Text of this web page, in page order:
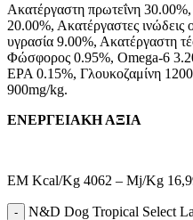
Ακατέργαστη πρωτεΐνη 30.00%,
20.00%, Ακατέργαστες ινώδεις
υγρασία 9.00%, Ακατέργαστη
Φώσφορος 0.95%, Omega-6
EPA 0.15%, Γλουκοζαμίνη
900mg/kg.
ΕΝΕΡΓΕΙΑΚΗ ΑΞΙΑ
EM Kcal/Kg 4062 – Mj/Kg
N&D Dog Tropical Select